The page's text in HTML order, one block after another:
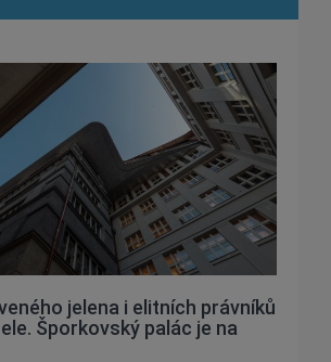
jelena i elitních právníků
Šporkovský palác je na